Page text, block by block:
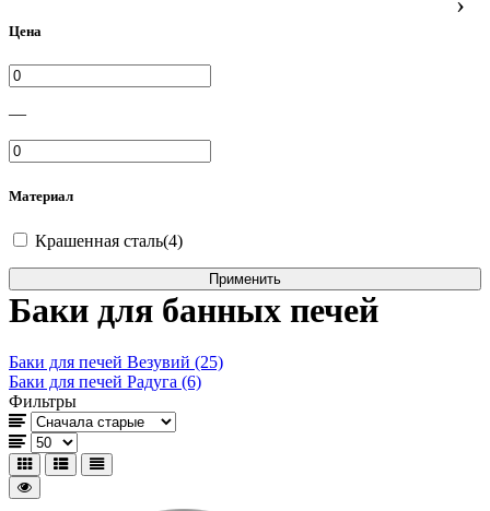
Цена
—
Материал
Крашенная сталь(4)
Баки для банных печей
Баки для печей Везувий (25)
Баки для печей Радуга (6)
Фильтры